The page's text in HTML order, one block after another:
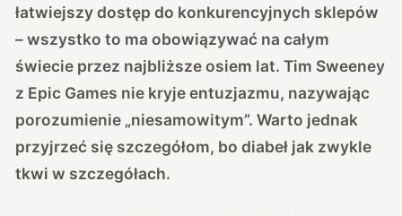
łatwiejszy dostęp do konkurencyjnych sklepów
– wszystko to ma obowiązywać na całym
świecie przez najbliższe osiem lat. Tim Sweeney
z Epic Games nie kryje entuzjazmu, nazywając
porozumienie „niesamowitym”. Warto jednak
przyjrzeć się szczegółom, bo diabeł jak zwykle
tkwi w szczegółach.